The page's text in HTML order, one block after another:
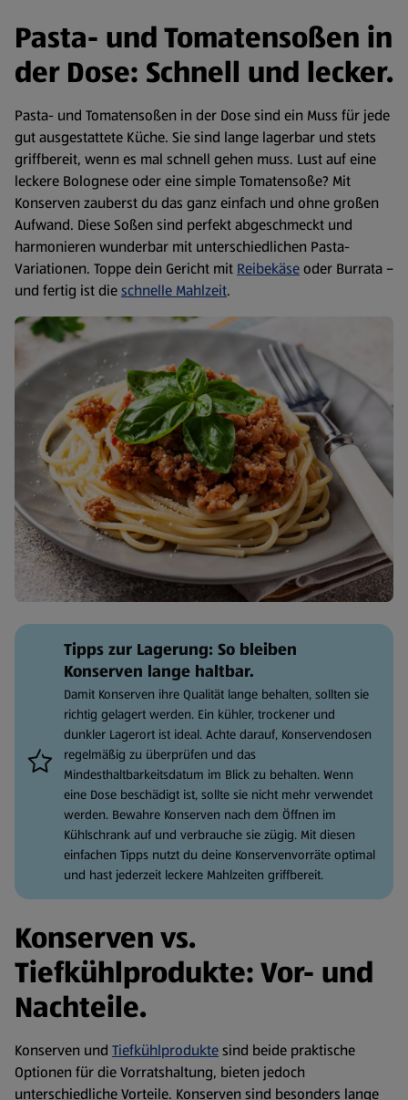
Pasta- und Tomatensoßen in
der Dose: Schnell und lecker.
Pasta- und Tomatensoßen in der Dose sind ein Muss für jede
gut ausgestattete Küche. Sie sind lange lagerbar und stets
griffbereit, wenn es mal schnell gehen muss. Lust auf eine
leckere Bolognese oder eine simple Tomatensoße? Mit
Konserven zauberst du das ganz einfach und ohne großen
Aufwand. Diese Soßen sind perfekt abgeschmeckt und
harmonieren wunderbar mit unterschiedlichen Pasta-
Variationen. Toppe dein Gericht mit Reibekäseoder Burrata –
und fertig ist dieschnelle Mahlzeit.
Tipps zur Lagerung: So bleiben
Konserven lange haltbar.
Damit Konserven ihre Qualität lange behalten, sollten sie
richtig gelagert werden. Ein kühler, trockener und
dunkler Lagerort ist ideal. Achte darauf, Konservendosen
regelmäßig zu überprüfen und das
Mindesthaltbarkeitsdatum im Blick zu behalten. Wenn
eine Dose beschädigt ist, sollte sie nicht mehr verwendet
werden. Bewahre Konserven nach dem Öffnen im
Kühlschrank auf und verbrauche sie zügig. Mit diesen
einfachen Tipps nutzt du deine Konservenvorräte optimal
und hast jederzeit leckere Mahlzeiten griffbereit.
Konserven vs.
Tiefkühlprodukte: Vor- und
Nachteile.
Konserven und Tiefkühlproduktesind beide praktische
Optionen für die Vorratshaltung, bieten jedoch
unterschiedliche Vorteile. Konserven sind besonders lange